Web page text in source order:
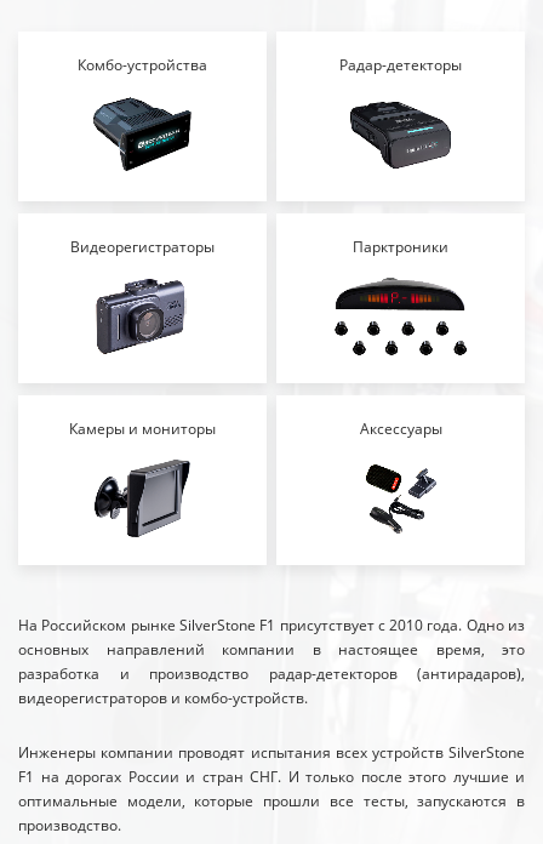
Комбо-устройства Радар-детекторы
Видеорегистраторы Парктроники
Камеры и мониторы Аксессуары
На Российском рынке SilverStone F1 присутствует с 2010 года. Одно из
основных направлений компании в настоящее время, это
разработка и производство радар-детекторов (антирадаров),
видеорегистраторов и комбо-устройств.
Инженеры компании проводят испытания всех устройств SilverStone
F1 на дорогах России и стран СНГ. И только после этого лучшие и
оптимальные модели, которые прошли все тесты, запускаются в
производство.